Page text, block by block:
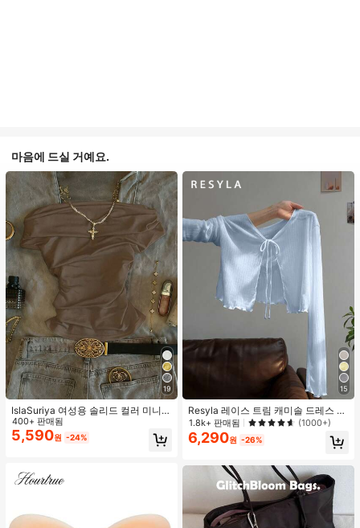
마음에 드실 거예요.
19
IslaSuriya 여성용 솔리드 컬러 미니멀
리스트 오프숄더 티셔츠, 캐주얼 일상
복
400+ 판매됨
5,590원 -24%
15
Resyla 레이스 트림 캐미솔 드레스 커
버업, 긴팔 니트 숄 경량 여름 자외선
차단 여성용 상의
1.8k+ 판매됨 (1000+)
6,290원 -26%